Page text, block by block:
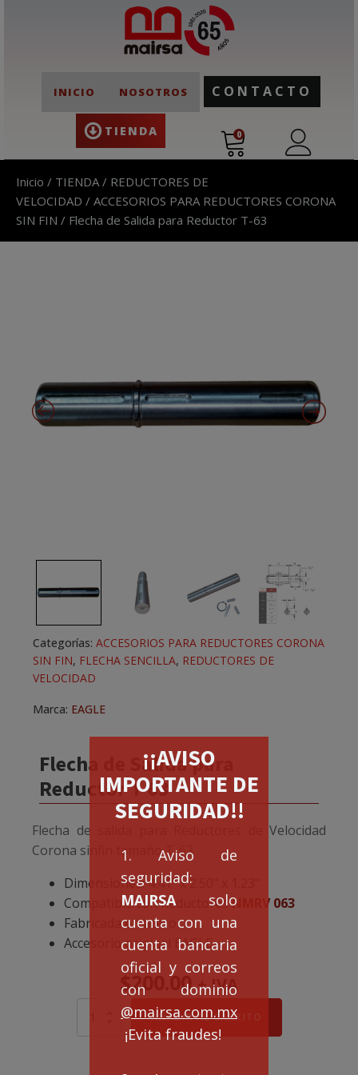
INICIO NOSOTROS
TIENDA
CONTACTO
0
¡¡AVISO
IMPORTANTE DE
SEGURIDAD!!
1. Aviso de
seguridad:
MAIRSA solo
cuenta con una
cuenta bancaria
oficial y correos
con dominio
@mairsa.com.mx
¡Evita fraudes!
Inicio / TIENDA / REDUCTORES DE
VELOCIDAD / ACCESORIOS PARA REDUCTORES CORONA
SIN FIN / Flecha de Salida para Reductor T-63
Flecha de Salida para
Reductor T-63
Flecha de salida para Reductores de Velocidad
Corona sinfin tamaño T-63.
Dimensiones: 4.41" x 2.50" x 1.23"
Compatible con ReductoresNMRV 063
Fabricada en acero
Accesorio original EAGLE.
$200.00 + IVA
AÑADIR AL CARRITO
Categorías: ACCESORIOS PARA REDUCTORES CORONA
SIN FIN, FLECHA SENCILLA, REDUCTORES DE
VELOCIDAD
Marca: EAGLE